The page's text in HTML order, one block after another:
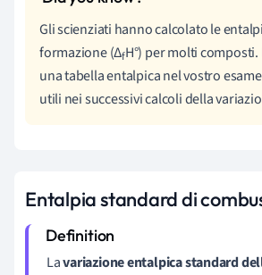
Gli scienziati hanno calcolato le
formazione (∆fH°) per molti
una tabella entalpica nel vostro
utili nei successivi calcoli della
Entalpia standard di
Lavariazione entalpica standard